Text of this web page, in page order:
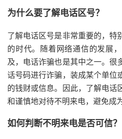
为什么要了解电话区号？
了解电话区号是非常重要的，特
的时代。随着网络通信的发展
及，电话诈骗也是其中之一。很
话号码进行诈骗，装成某个单位
的钱财或信息。因此，了解电话
和谨慎地对待不明来电，避免成
如何判断不明来电是否可信？